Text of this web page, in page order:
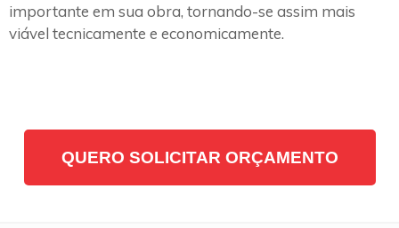
importante em sua obra, tornando-se assim mais
viável tecnicamente e economicamente.
QUERO SOLICITAR ORÇAMENTO